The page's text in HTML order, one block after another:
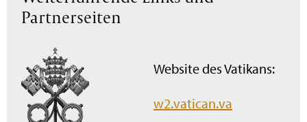
Partnerseiten
Website des Vatikans:
w2.vatican.va